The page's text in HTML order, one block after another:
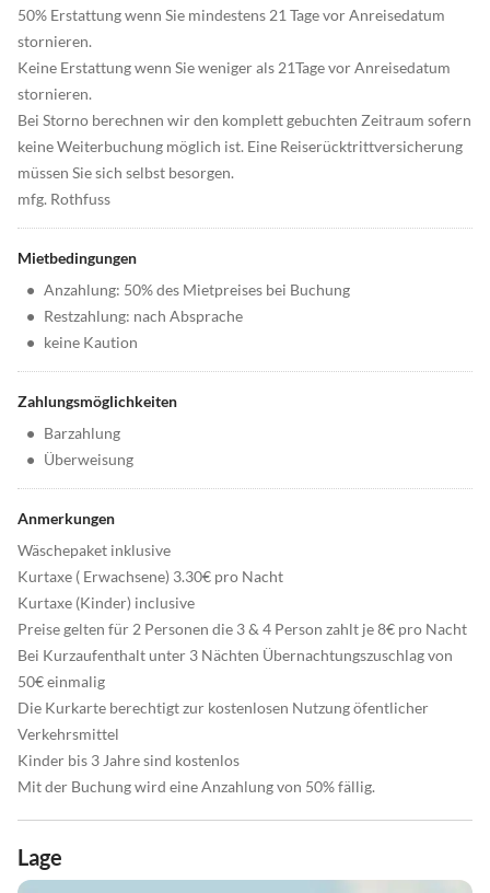
50% Erstattung wenn Sie mindestens 21 Tage vor Anreisedatum
stornieren.
Keine Erstattung wenn Sie weniger als 21Tage vor Anreisedatum
stornieren.
Bei Storno berechnen wir den komplett gebuchten Zeitraum sofern
keine Weiterbuchung möglich ist. Eine Reiserücktrittversicherung
müssen Sie sich selbst besorgen.
mfg. Rothfuss
Mietbedingungen
• Anzahlung: 50% des Mietpreises bei Buchung
• Restzahlung: nach Absprache
• keine Kaution
Zahlungsmöglichkeiten
• Barzahlung
• Überweisung
Anmerkungen
Wäschepaket inklusive
Kurtaxe ( Erwachsene) 3.30€ pro Nacht
Kurtaxe (Kinder) inclusive
Preise gelten für 2 Personen die 3 & 4 Person zahlt je 8€ pro Nacht
Bei Kurzaufenthalt unter 3 Nächten Übernachtungszuschlag von
50€ einmalig
Die Kurkarte berechtigt zur kostenlosen Nutzung öfentlicher
Verkehrsmittel
Kinder bis 3 Jahre sind kostenlos
Mit der Buchung wird eine Anzahlung von 50% fällig.
Lage